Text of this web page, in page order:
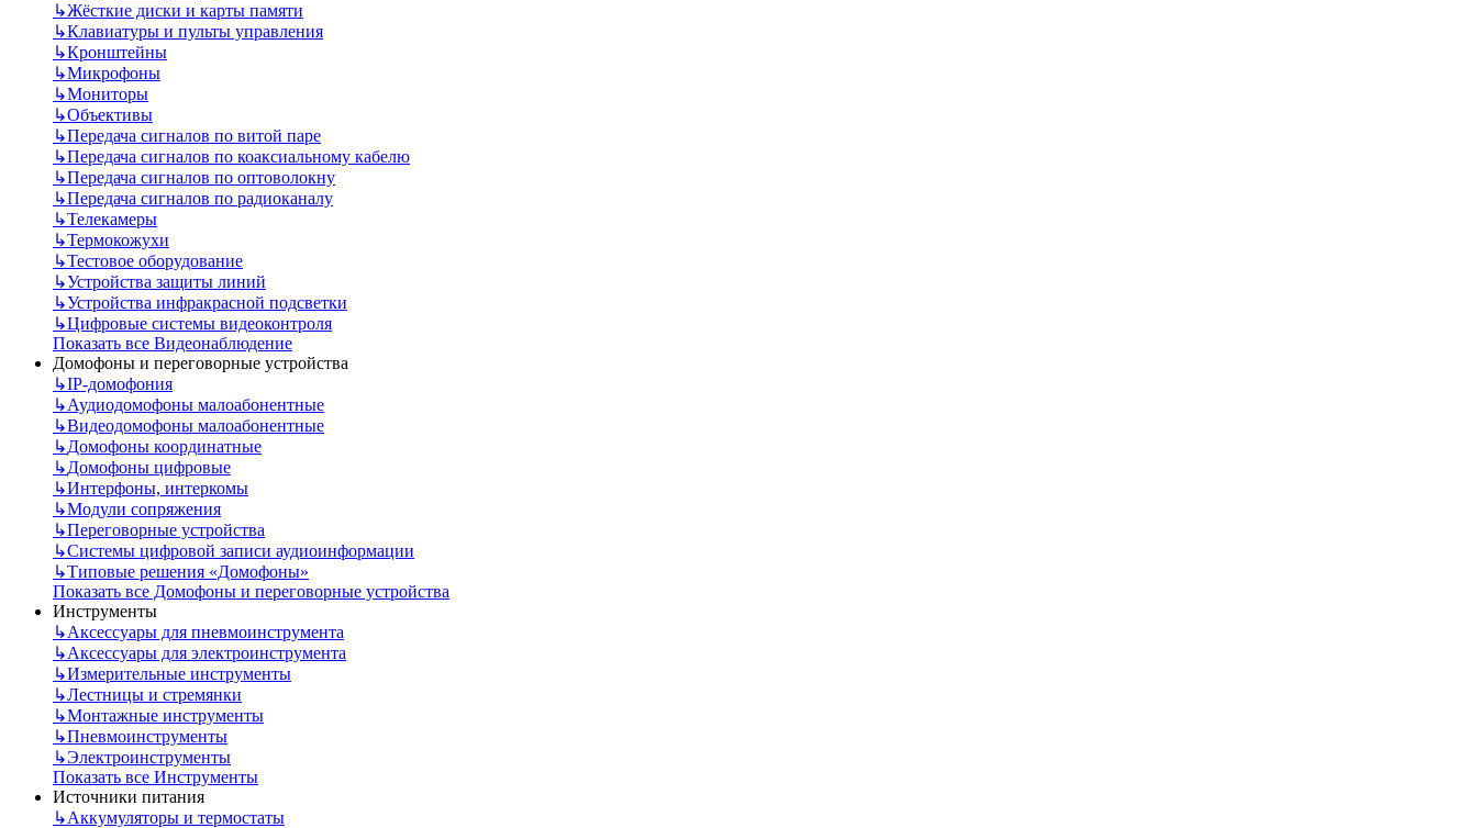
↳Жёсткие диски и карты памяти
↳Клавиатуры и пульты управления
↳Кронштейны
↳Микрофоны
↳Мониторы
↳Объективы
↳Передача сигналов по витой паре
↳Передача сигналов по коаксиальному кабелю
↳Передача сигналов по оптоволокну
↳Передача сигналов по радиоканалу
↳Телекамеры
↳Термокожухи
↳Тестовое оборудование
↳Устройства защиты линий
↳Устройства инфракрасной подсветки
↳Цифровые системы видеоконтроля
Показать все Видеонаблюдение
Домофоны и переговорные устройства
↳IP-домофония
↳Аудиодомофоны малоабонентные
↳Видеодомофоны малоабонентные
↳Домофоны координатные
↳Домофоны цифровые
↳Интерфоны, интеркомы
↳Модули сопряжения
↳Переговорные устройства
↳Системы цифровой записи аудиоинформации
↳Типовые решения «Домофоны»
Показать все Домофоны и переговорные устройства
Инструменты
↳Аксессуары для пневмоинструмента
↳Аксессуары для электроинструмента
↳Измерительные инструменты
↳Лестницы и стремянки
↳Монтажные инструменты
↳Пневмоинструменты
↳Электроинструменты
Показать все Инструменты
Источники питания
↳Аккумуляторы и термостаты